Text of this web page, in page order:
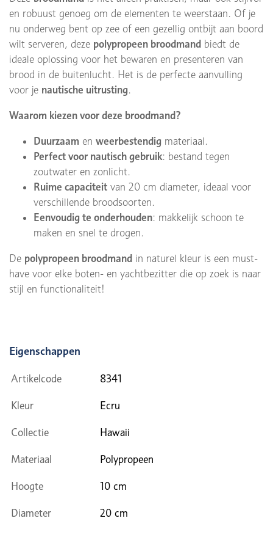
en robuust genoeg om de elementen te weerstaan. Of je
nu onderweg bent op zee of een gezellig ontbijt aan boord
wilt serveren, deze polypropeen broodmand biedt de
ideale oplossing voor het bewaren en presenteren van
brood in de buitenlucht. Het is de perfecte aanvulling
voor je nautische uitrusting.
Waarom kiezen voor deze broodmand?
Duurzaam en weerbestendig materiaal.
Perfect voor nautisch gebruik: bestand tegen
zoutwater en zonlicht.
Ruime capaciteit van 20 cm diameter, ideaal voor
verschillende broodsoorten.
Eenvoudig te onderhouden: makkelijk schoon te
maken en snel te drogen.
De polypropeen broodmand in naturel kleur is een must-
have voor elke boten- en yachtbezitter die op zoek is naar
stijl en functionaliteit!
Eigenschappen
Artikelcode 8341
Kleur Ecru
Collectie Hawaii
Materiaal Polypropeen
Hoogte 10 cm
Diameter 20 cm